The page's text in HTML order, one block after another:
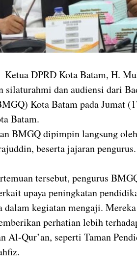
Ketua DPRD Kota Batam, H.
silaturahmi dan audiensi dari
Kota Batam pada Jumat
Batam.
BMGQ dipimpin langsung
beserta jajaran pengurus.
tersebut, pengurus
upaya peningkatan
dalam kegiatan mengaji.
perhatian lebih
Al-Qur’an, seperti Taman